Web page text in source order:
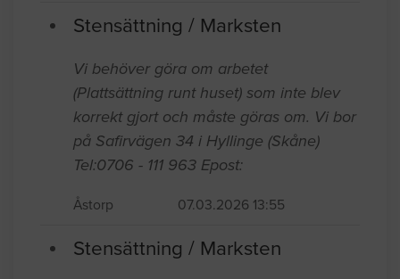
Stensättning / Marksten
Vi behöver göra om arbetet
(Plattsättning runt huset) som inte blev
korrekt gjort och måste göras om. Vi bor
på Safirvägen 34 i Hyllinge (Skåne)
Tel:0706 - 111 963 Epost:
Åstorp 07.03.2026 13:55
Stensättning / Marksten